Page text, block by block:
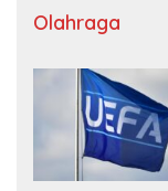
Olahraga